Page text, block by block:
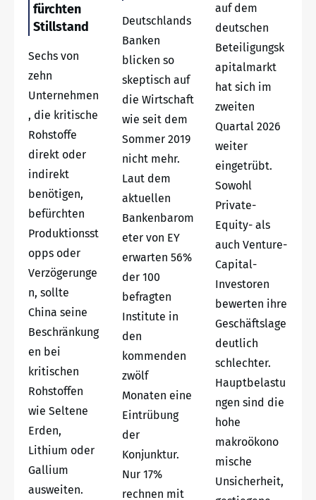
fürchten
Stillstand
Sechs von
zehn
Unternehmen
, die kritische
Rohstoffe
direkt oder
indirekt
benötigen,
befürchten
Produktionsst
opps oder
Verzögerunge
n, sollte
China seine
Beschränkung
en bei
kritischen
Rohstoffen
wie Seltene
Erden,
Lithium oder
Gallium
ausweiten.
Deutschlands
Banken
blicken so
skeptisch auf
die Wirtschaft
wie seit dem
Sommer 2019
nicht mehr.
Laut dem
aktuellen
Bankenbarom
eter von EY
erwarten 56%
der 100
befragten
Institute in
den
kommenden
zwölf
Monaten eine
Eintrübung
der
Konjunktur.
Nur 17%
rechnen mit
auf dem
deutschen
Beteiligungsk
apitalmarkt
hat sich im
zweiten
Quartal 2026
weiter
eingetrübt.
Sowohl
Private-
Equity- als
auch Venture-
Capital-
Investoren
bewerten ihre
Geschäftslage
deutlich
schlechter.
Hauptbelastu
ngen sind die
hohe
makroökono
mische
Unsicherheit,